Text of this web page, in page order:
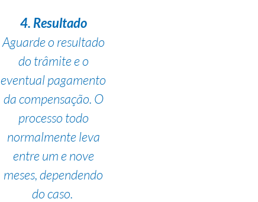
4. Resultado
Aguarde o resultado
do trâmite e o
eventual pagamento
da compensação. O
processo todo
normalmente leva
entre um e nove
meses, dependendo
do caso.